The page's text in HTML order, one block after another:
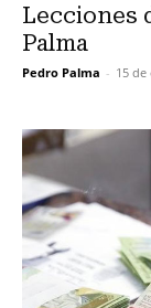
Lecciones
Palma
Pedro Palma - 15 de